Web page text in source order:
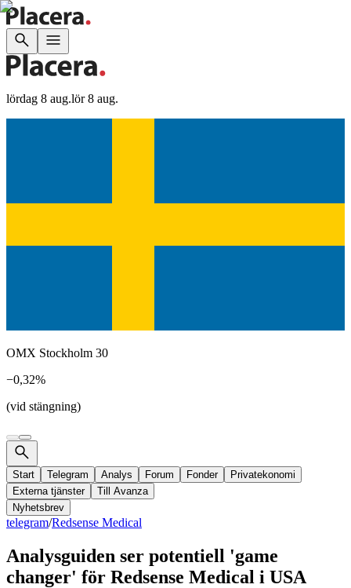
lördag 8 aug.lör 8 aug.
OMX Stockholm 30
−0,32%
(vid stängning)
Start Telegram Analys Forum Fonder
Privatekonomi
Externa tjänster
Till Avanza
Nyhetsbrev
telegram/Redsense Medical
Analysguiden ser potentiell 'game
changer' för Redsense Medical i USA